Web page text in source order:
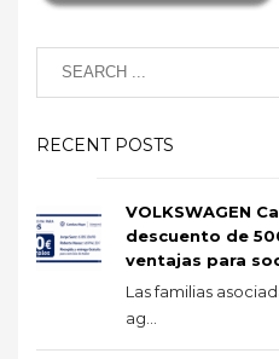
RECENT POSTS
VOLKSWAGEN
descuento de
ventajas para
Las familias
ag...